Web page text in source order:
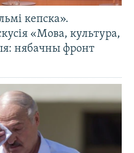
кепска».
«Мова, культура,
нябачны фронт